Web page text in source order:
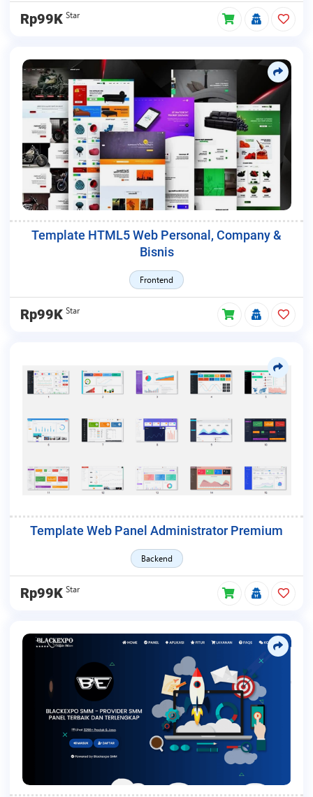
Rp99K Star
Template HTML5 Web Personal, Company &
Bisnis
Frontend
Rp99K Star
Template Web Panel Administrator Premium
Backend
Rp99K Star